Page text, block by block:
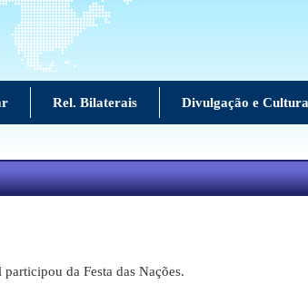
Rel. Bilaterais Divulgação e Cultura
da Festa das Nações.